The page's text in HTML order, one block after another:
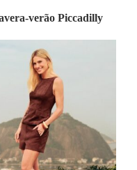
verão Piccadilly